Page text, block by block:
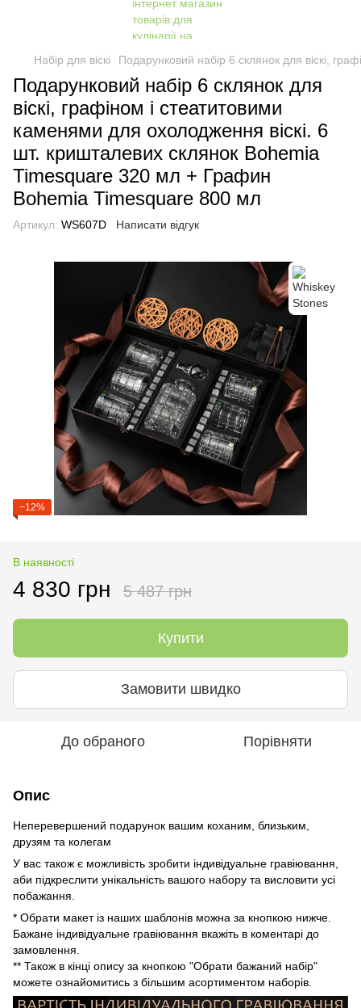
Набір для віскі Подарунковий набір 6 склянок для віскі,
Подарунковий набір 6 склянок для
віскі, графіном і стеатитовими
каменями для охолодження віскі. 6
шт. кришталевих склянок Bohemia
Timesquare 320 мл + Графин
Bohemia Timesquare 800 мл
Артикул: WS607D Написати відгук
−12%
В наявності
4 830 грн 5 487 грн
Купити
Замовити швидко
До обраного Порівняти
Опис
Неперевершений подарунок вашим коханим, близьким,
друзям та колегам
У вас також є можливість зробити індивідуальне гравіювання,
аби підкреслити унікальність вашого набору та висловити усі
побажання.
* Обрати макет із наших шаблонів можна за кнопкою нижче.
Бажане індивідуальне гравіювання вкажіть в коментарі до
замовлення.
** Також в кінці опису за кнопкою "Обрати бажаний набір"
можете ознайомитись з більшим асортиментом наборів.